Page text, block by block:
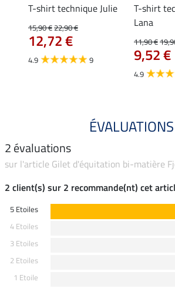
T-shirt technique Julie
15,90 €22,90 €
12,72 €
4.9 9
T-shirt
Lana
11,90 €
9,52 €
4.9
ÉVALUATIONS
2 évaluations
sur l'article Gilet d'équitation bi-matière
2 client(s) sur 2 recommande(nt) cet
5 Etoiles
4 Etoiles
3 Etoiles
2 Etoiles
1 Etoile